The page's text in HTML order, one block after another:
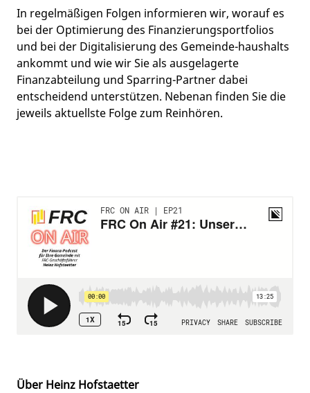
In regelmäßigen Folgen informieren wir, worauf es
bei der Optimierung des Finanzierungsportfolios
und bei der Digitalisierung des Gemeinde-haushalts
ankommt und wie wir Sie als ausgelagerte
Finanzabteilung und Sparring-Partner dabei
entscheidend unterstützen. Nebenan finden Sie die
jeweils aktuellste Folge zum Reinhören.
Über Heinz Hofstaetter